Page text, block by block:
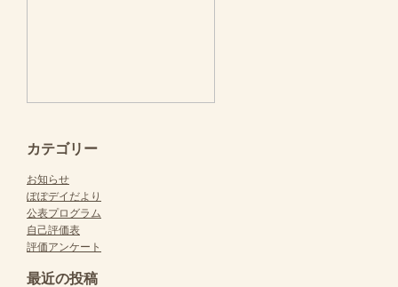
カテゴリー
お知らせ
ぽぽデイだより
公表プログラム
自己評価表
評価アンケート
最近の投稿